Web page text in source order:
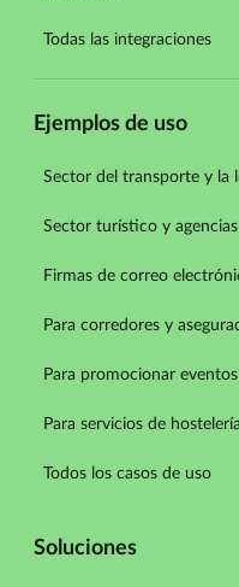
Todas las integraciones
Ejemplos de uso
Sector del transporte y la
Sector turístico y
Firmas de correo
Para corredores y
Para promocionar
Para servicios de
Todos los casos de uso
Soluciones